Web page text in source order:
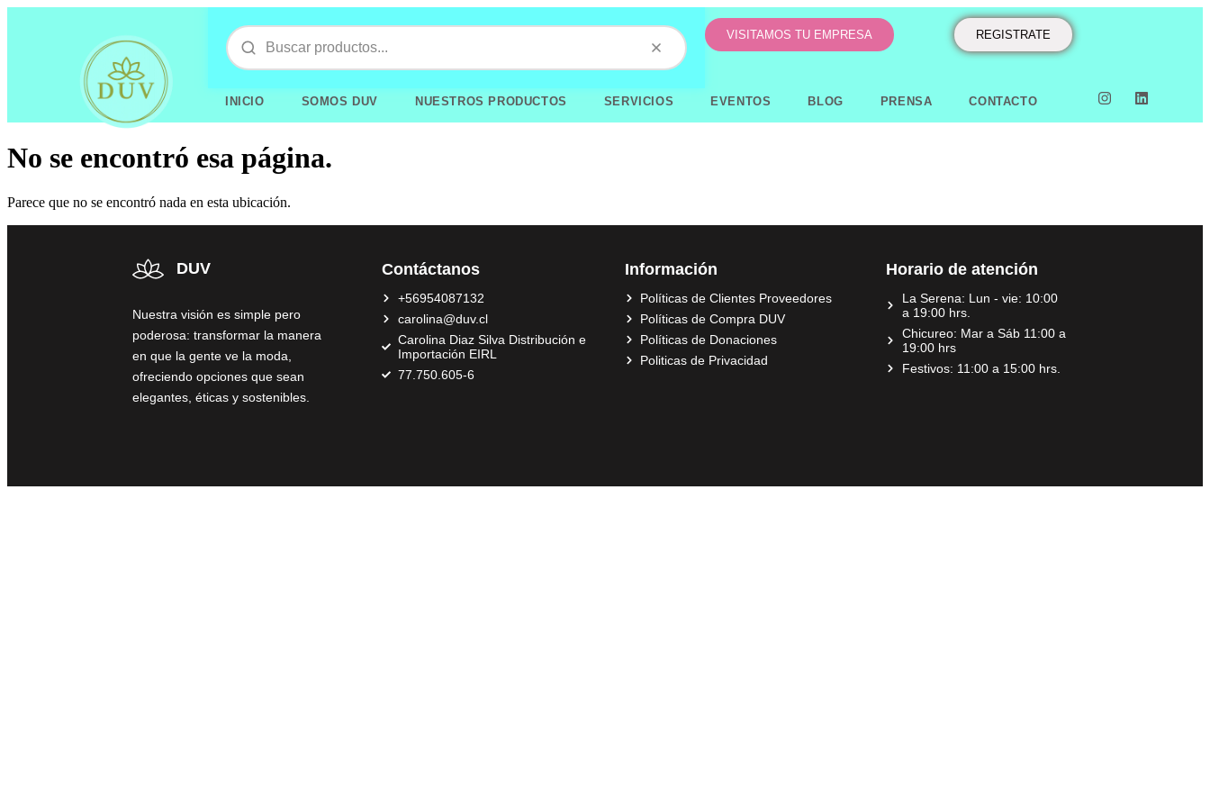
VISITAMOS TU EMPRESA REGISTRATE
INICIO SOMOS DUV NUESTROS PRODUCTOS SERVICIOS EVENTOS BLOG PRENSA CONTACTO
No se encontró esa página.
Parece que no se encontró nada en esta ubicación.
DUV
Nuestra visión es simple pero
poderosa: transformar la manera
en que la gente ve la moda,
ofreciendo opciones que sean
elegantes, éticas y sostenibles.
Contáctanos
+56954087132
carolina@duv.cl
Carolina Diaz Silva Distribución e
Importación EIRL
77.750.605-6
Información
Políticas de Clientes Proveedores
Políticas de Compra DUV
Políticas de Donaciones
Politicas de Privacidad
Horario de atención
La Serena: Lun - vie: 10:00
a 19:00 hrs.
Chicureo: Mar a Sáb 11:00 a
19:00 hrs
Festivos: 11:00 a 15:00 hrs.